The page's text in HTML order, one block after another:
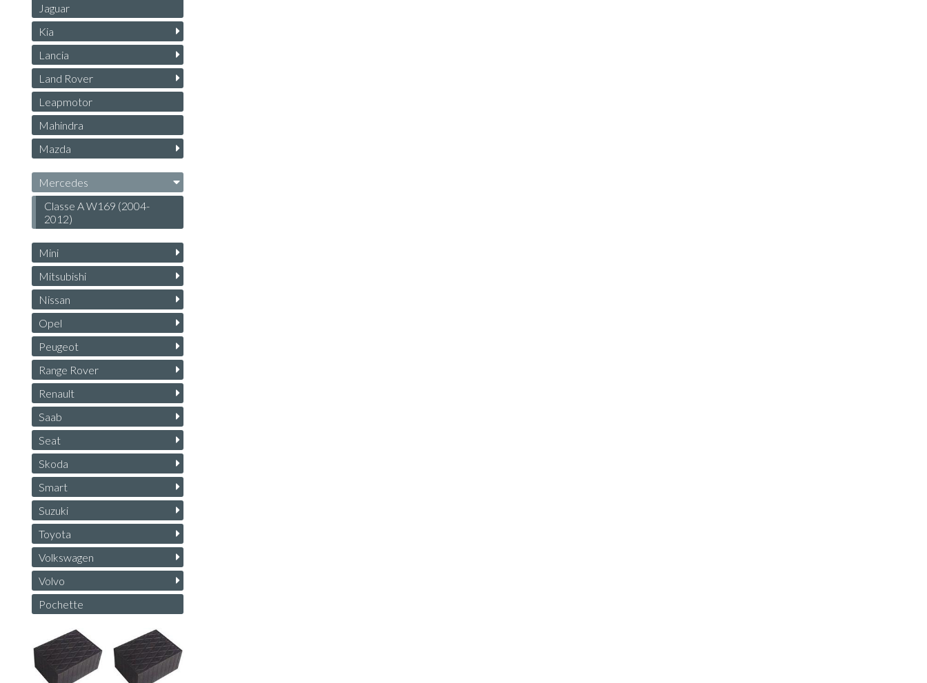
Jaguar
Kia
Lancia
Land Rover
Leapmotor
Mahindra
Mazda
Mercedes
Classe A W169 (2004-
2012)
Mini
Mitsubishi
Nissan
Opel
Peugeot
Range Rover
Renault
Saab
Seat
Skoda
Smart
Suzuki
Toyota
Volkswagen
Volvo
Pochette